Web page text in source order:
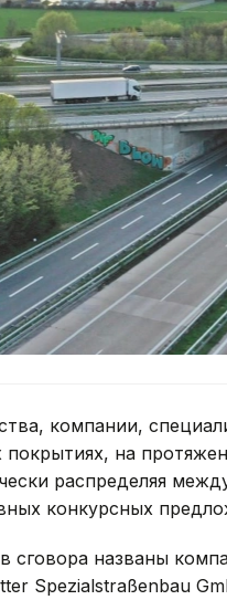
компании,
покрытиях, на
распределяя
конкурсных
сговора названы
Spezialstraßenbau